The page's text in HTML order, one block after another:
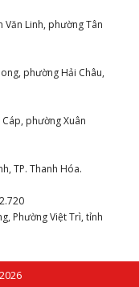
Văn Linh, phường Tân
phường Hải Châu,
phường Xuân
TP. Thanh Hóa.
Phường Việt Trì, tỉnh